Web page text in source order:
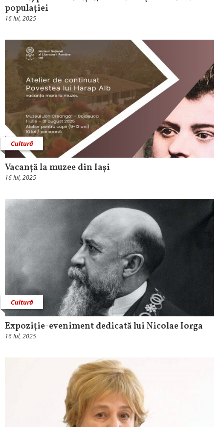
populaţiei
16 Iul, 2025
Cultură
Vacanță la muzee din Iași
16 Iul, 2025
Cultură
Expoziţie-eveniment dedicată lui Nicolae Iorga
16 Iul, 2025